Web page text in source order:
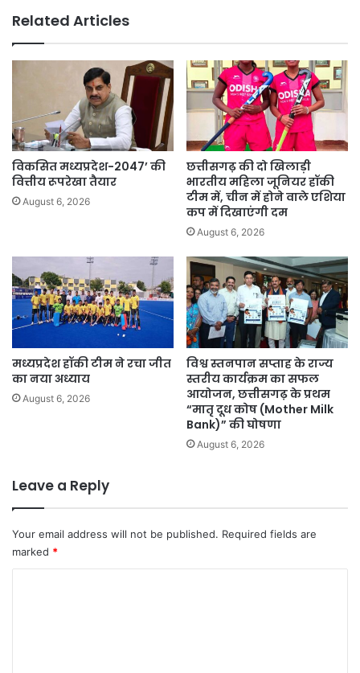
सदमे
में
चला
Related Articles
विकसित मध्यप्रदेश-2047’ की
वित्तीय रूपरेखा तैयार
August 6, 2026
छत्तीसगढ़ की दो खिलाड़ी
भारतीय महिला जूनियर हॉकी
टीम में, चीन में होने वाले एशिया
कप में दिखाएंगी दम
August 6, 2026
मध्यप्रदेश हॉकी टीम ने रचा जीत
का नया अध्याय
August 6, 2026
विश्व स्तनपान सप्ताह के राज्य
स्तरीय कार्यक्रम का सफल
आयोजन, छत्तीसगढ़ के प्रथम
“मातृ दूध कोष (Mother Milk
Bank)” की घोषणा
August 6, 2026
Leave a Reply
Your email address will not be published. Required fields are
marked *